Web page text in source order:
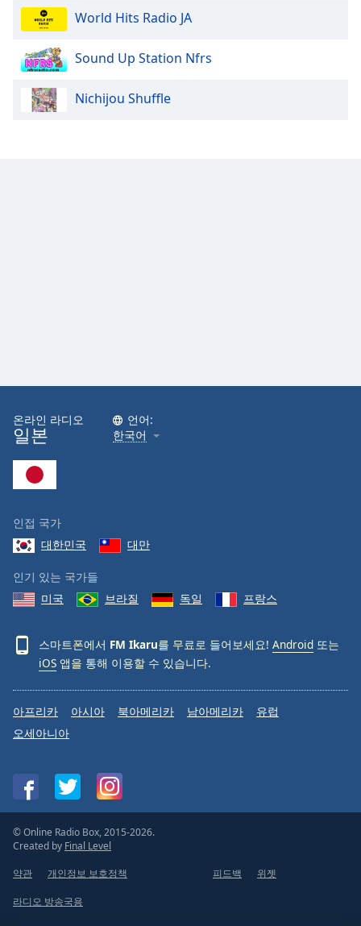
Opacity
Font
Size
dialog
World Hits Radio JA
Sound Up Station Nfrs
Nichijou Shuffle
온라인 라디오
일본
언어:
한국어
인접 국가
대한민국
대만
인기 있는 국가들
미국
브라질 독일 프랑스
스마트폰에서 FM Ikaru를 무료로 들어보세요! Android 또는
iOS 앱을 통해 이용할 수 있습니다.
아프리카 아시아 북아메리카 남아메리카
유럽
오세아니아
© Online Radio Box, 2015-2026.
Created by Final Level
약관
개인정보 보호정책 피드백 위젯
라디오 방송국용